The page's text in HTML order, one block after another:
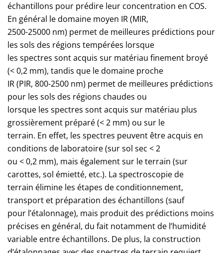
échantillons pour prédire leur concentration en COS.
En général le domaine moyen IR (MIR,
2500-25000 nm) permet de meilleures prédictions pour
les sols des régions tempérées lorsque
les spectres sont acquis sur matériau finement broyé
(< 0,2 mm), tandis que le domaine proche
IR (PIR, 800-2500 nm) permet de meilleures prédictions
pour les sols des régions chaudes ou
lorsque les spectres sont acquis sur matériau plus
grossièrement préparé (< 2 mm) ou sur le
terrain. En effet, les spectres peuvent être acquis en
conditions de laboratoire (sur sol sec < 2
ou < 0,2 mm), mais également sur le terrain (sur
carottes, sol émietté, etc.). La spectroscopie de
terrain élimine les étapes de conditionnement,
transport et préparation des échantillons (sauf
pour l’étalonnage), mais produit des prédictions moins
précises en général, du fait notamment de l’humidité
variable entre échantillons. De plus, la construction